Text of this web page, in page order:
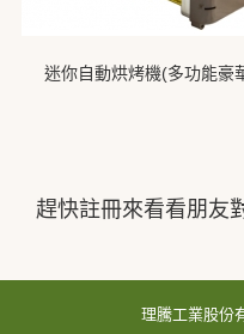
迷你自動烘烤機(多功能豪
趕快註冊來看看朋友
理騰工業股份